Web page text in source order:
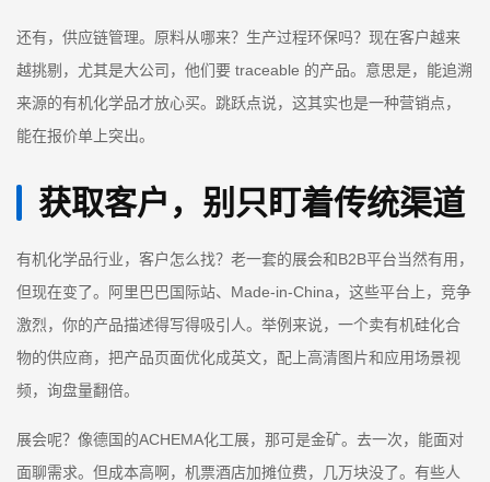
还有，供应链管理。原料从哪来？生产过程环保吗？现在客户越来
越挑剔，尤其是大公司，他们要 traceable 的产品。意思是，能追溯
来源的有机化学品才放心买。跳跃点说，这其实也是一种营销点，
能在报价单上突出。
获取客户，别只盯着传统渠道
有机化学品行业，客户怎么找？老一套的展会和B2B平台当然有用，
但现在变了。阿里巴巴国际站、Made-in-China，这些平台上，竞争
激烈，你的产品描述得写得吸引人。举例来说，一个卖有机硅化合
物的供应商，把产品页面优化成英文，配上高清图片和应用场景视
频，询盘量翻倍。
展会呢？像德国的ACHEMA化工展，那可是金矿。去一次，能面对
面聊需求。但成本高啊，机票酒店加摊位费，几万块没了。有些人